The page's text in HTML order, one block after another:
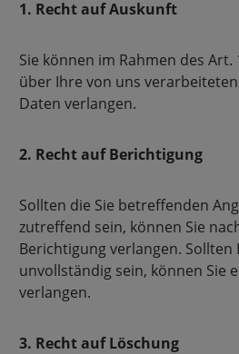
1. Recht auf Auskunft
Sie können im Rahmen des Art.
über Ihre von uns
Daten verlangen.
2. Recht auf Berichtigung
Sollten die Sie betreffenden
zutreffend sein, können Sie
Berichtigung verlangen. Sollten
unvollständig sein, können Sie
verlangen.
3. Recht auf Löschung